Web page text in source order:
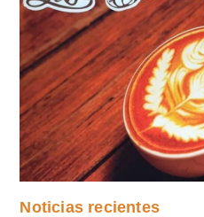
Noticias recientes